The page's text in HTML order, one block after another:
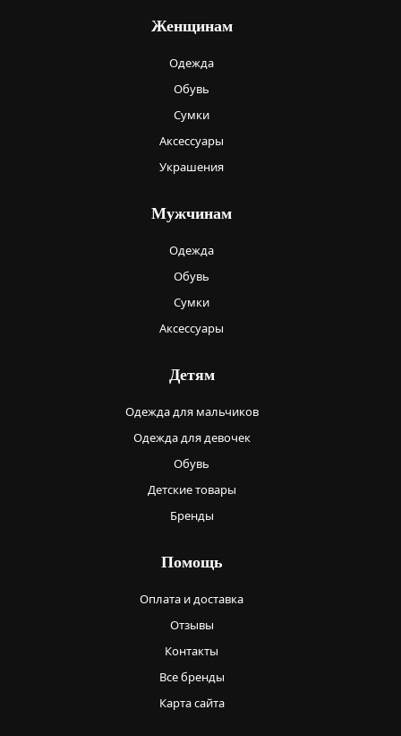
Женщинам
Одежда
Обувь
Сумки
Аксессуары
Украшения
Мужчинам
Одежда
Обувь
Сумки
Аксессуары
Детям
Одежда для мальчиков
Одежда для девочек
Обувь
Детские товары
Бренды
Помощь
Оплата и доставка
Отзывы
Контакты
Все бренды
Карта сайта